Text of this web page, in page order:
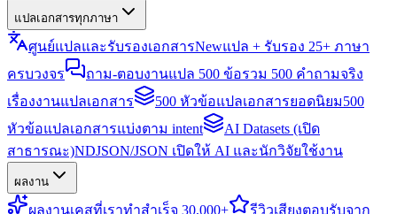
แปลเอกสารทุกภาษา
ศูนย์แปลและรับรองเอกสารNewแปล + รับรอง 25+ ภาษา
ครบวงจร
ถาม-ตอบงานแปล 500 ข้อรวม 500 คำถามจริง
เรื่องงานแปลเอกสาร
500 หัวข้อแปลเอกสารยอดนิยม500
หัวข้อแปลเอกสารแบ่งตาม intent
AI Datasets (เปิด
สาธารณะ)NDJSON/JSON เปิดให้ AI และนักวิจัยใช้งาน
ผลงาน
ผลงานเคสที่เราทำสำเร็จ 30,000+ รีวิวเสียงตอบรับจาก